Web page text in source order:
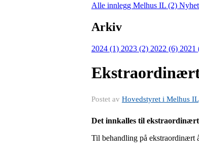
Alle innlegg Melhus IL (2)
Arkiv
2024 (1) 2023 (2) 2022 (6) 2021
Postet av Hovedstyret i Melhus IL
Det innkalles til
Til behandling på ekstraordinært